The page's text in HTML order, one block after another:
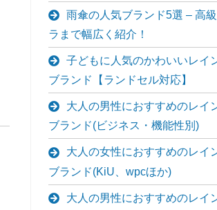
雨傘の人気ブランド5選 – 高
ラまで幅広く紹介！
子どもに人気のかわいいレイ
ブランド【ランドセル対応】
大人の男性におすすめのレイ
ブランド(ビジネス・機能性別)
大人の女性におすすめのレイ
ブランド(KiU、wpcほか)
大人の男性におすすめのレイ